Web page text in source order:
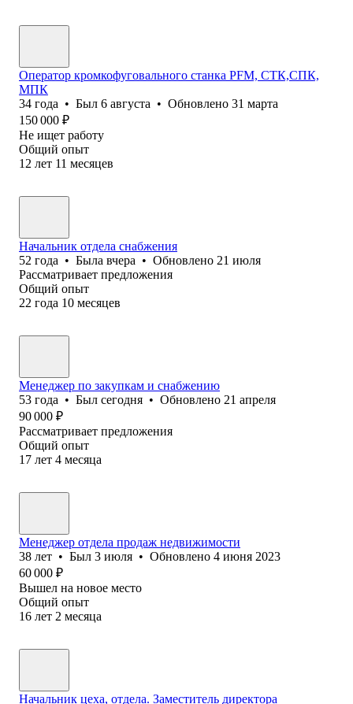
Оператор кромкофуговального станка PFM, СТК,СПК,
МПК
34 года • Был 6 августа • Обновлено 31 марта
150 000 ₽
Не ищет работу
Общий опыт
12 лет 11 месяцев
Начальник отдела снабжения
52 года • Была вчера • Обновлено 21 июля
Рассматривает предложения
Общий опыт
22 года 10 месяцев
Менеджер по закупкам и снабжению
53 года • Был сегодня • Обновлено 21 апреля
90 000 ₽
Рассматривает предложения
Общий опыт
17 лет 4 месяца
Менеджер отдела продаж недвижимости
38 лет • Был 3 июля • Обновлено 4 июня 2023
60 000 ₽
Вышел на новое место
Общий опыт
16 лет 2 месяца
Начальник цеха, отдела. Заместитель директора